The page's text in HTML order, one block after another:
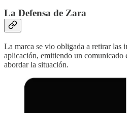
La Defensa de Zara
La marca se vio obligada a retirar las
aplicación, emitiendo un comunicado
abordar la situación.